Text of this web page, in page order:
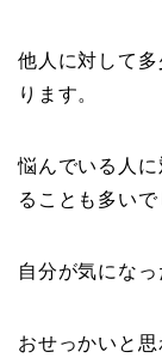
他人に対して
ります。
悩んでいる人
ることも多いで
自分が気にな
おせっかいと